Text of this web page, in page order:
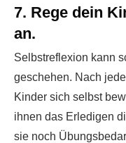
7. Rege dein
an.
Selbstreflexion kann
geschehen. Nach
Kinder sich selbst
ihnen das Erledigen
sie noch